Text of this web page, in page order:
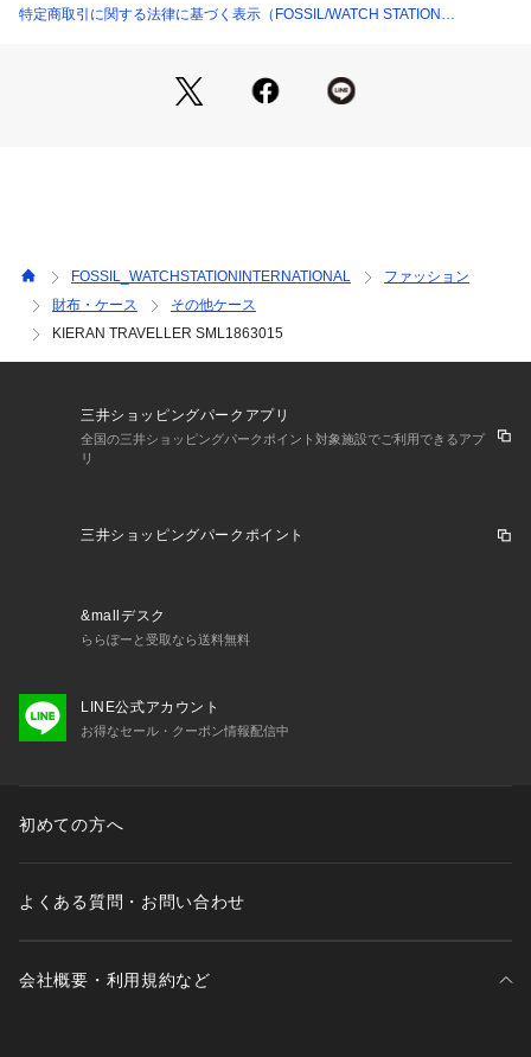
特定商取引に関する法律に基づく表示（FOSSIL/WATCH STATION
FOSSIL_WATCHSTATIONINTERNATIONAL
ファッション
財布・ケース
その他ケース
KIERAN TRAVELLER SML1863015
三井ショッピングパークアプリ
全国の三井ショッピングパークポイント対象施設でご利用できるアプ
リ
三井ショッピングパークポイント
&mallデスク
ららぽーと受取なら送料無料
LINE公式アカウント
お得なセール・クーポン情報配信中
初めての方へ
よくある質問・お問い合わせ
会社概要・利用規約など